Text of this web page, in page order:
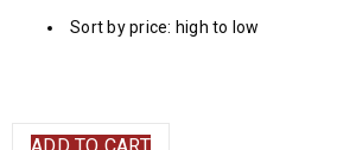
Sort by price: high to low